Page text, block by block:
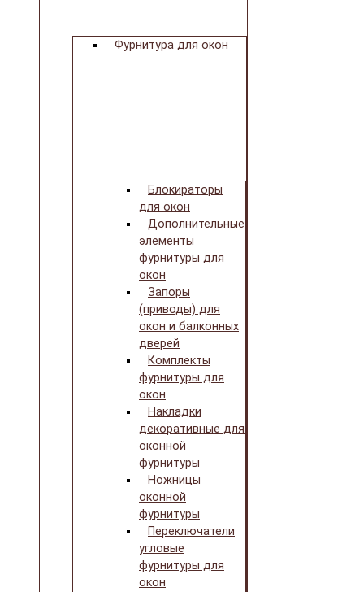
Фурнитура для окон
Блокираторы
для окон
Дополнительные
элементы
фурнитуры для
окон
Запоры
(приводы) для
окон и балконных
дверей
Комплекты
фурнитуры для
окон
Накладки
декоративные для
оконной
фурнитуры
Ножницы
оконной
фурнитуры
Переключатели
угловые
фурнитуры для
окон